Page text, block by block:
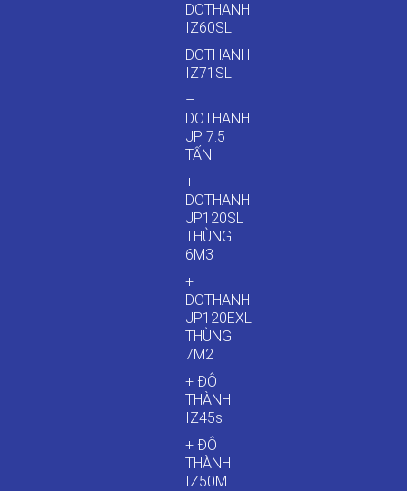
DOTHANH
IZ60SL
DOTHANH
IZ71SL
–
DOTHANH
JP 7.5
TẤN
+
DOTHANH
JP120SL
THÙNG
6M3
+
DOTHANH
JP120EXL
THÙNG
7M2
+ ĐÔ
THÀNH
IZ45s
+ ĐÔ
THÀNH
IZ50M